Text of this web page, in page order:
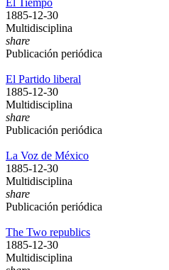
El Tiempo
1885-12-30
Multidisciplina
share
Publicación periódica
El Partido liberal
1885-12-30
Multidisciplina
share
Publicación periódica
La Voz de México
1885-12-30
Multidisciplina
share
Publicación periódica
The Two republics
1885-12-30
Multidisciplina